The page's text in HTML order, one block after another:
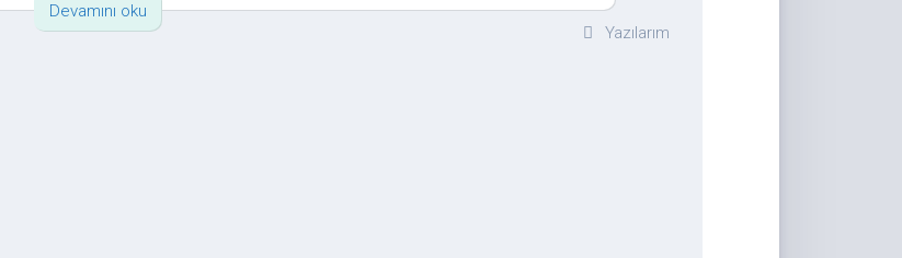
Devamını oku
Yazılarım